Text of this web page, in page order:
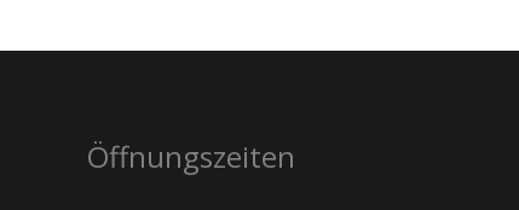
Öffnungszeiten